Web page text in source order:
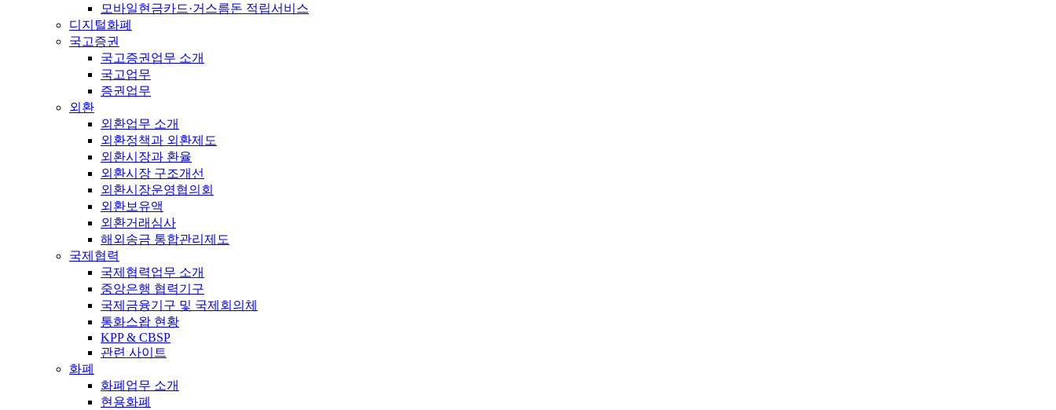
모바일현금카드·거스름돈 적립서비스
디지털화폐
국고증권
국고증권업무 소개
국고업무
증권업무
외환
외환업무 소개
외환정책과 외환제도
외환시장과 환율
외환시장 구조개선
외환시장운영협의회
외환보유액
외환거래심사
해외송금 통합관리제도
국제협력
국제협력업무 소개
중앙은행 협력기구
국제금융기구 및 국제회의체
통화스왑 현황
KPP & CBSP
관련 사이트
화폐
화폐업무 소개
현용화폐